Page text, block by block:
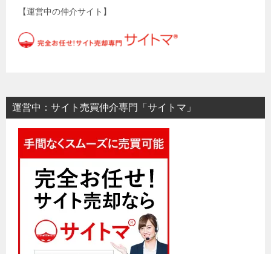
【運営中の仲介サイト】
運営中：サイト売買仲介専門「サイトマ」